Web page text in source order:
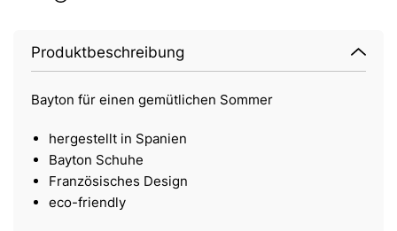
Produktbeschreibung
Bayton für einen gemütlichen Sommer
hergestellt in Spanien
Bayton Schuhe
Französisches Design
eco-friendly